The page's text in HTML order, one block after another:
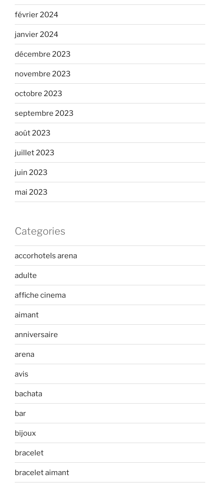
février 2024
janvier 2024
décembre 2023
novembre 2023
octobre 2023
septembre 2023
août 2023
juillet 2023
juin 2023
mai 2023
Categories
accorhotels arena
adulte
affiche cinema
aimant
anniversaire
arena
avis
bachata
bar
bijoux
bracelet
bracelet aimant